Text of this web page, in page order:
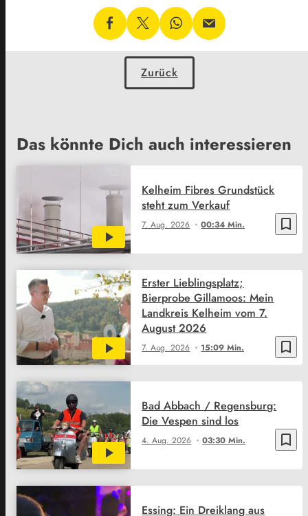
Zurück
Das könnte Dich auch interessieren
bookmark_border
7. Aug. 2026 00:34 Min.
Kelheim Fibres Grundstück
steht zum Verkauf
bookmark_border
7. Aug. 2026 15:09 Min.
Erster Lieblingsplatz;
Bierprobe Gillamoos: Mein
Landkreis Kelheim vom 7.
August 2026
bookmark_border
4. Aug. 2026 03:30 Min.
Bad Abbach / Regensburg:
Die Vespen sind los
Essing: Ein Dreiklang aus